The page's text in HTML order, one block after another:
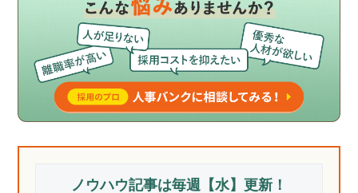
ノウハウ記事は毎週【水】更新！